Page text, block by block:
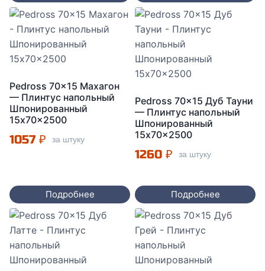
Pedross 70×15 Махагон
— Плинтус напольный
Шпонированный
15x70x2500
1057 ₽ за штуку
Подробнее
Pedross 70×15 Дуб Тауни
— Плинтус напольный
Шпонированный
15x70x2500
1260 ₽ за штуку
Подробнее